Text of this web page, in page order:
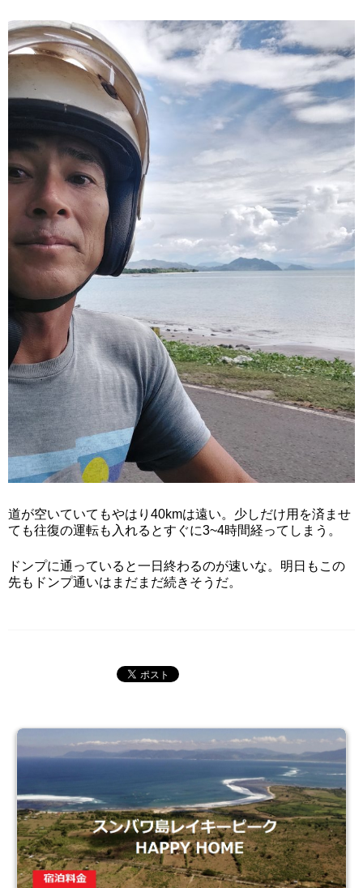
道が空いていてもやはり40kmは遠い。少しだけ用を済ませ
ても往復の運転も入れるとすぐに3~4時間経ってしまう。
ドンプに通っていると一日終わるのが速いな。明日もこの
先もドンプ通いはまだまだ続きそうだ。